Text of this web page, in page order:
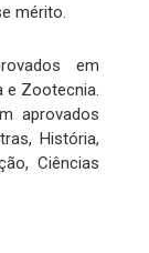
mérito.
em
e Zootecnia.
aprovados
História,
Ciências